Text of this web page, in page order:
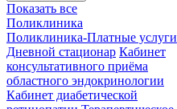
Показать все
Поликлиника
Поликлиника-Платные услуги
Дневной стационар Кабинет
консультативного приёма
областного эндокринологии
Кабинет диабетической